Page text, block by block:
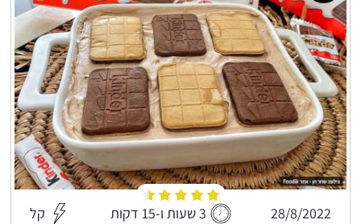
28/8/2022 3 שעות ו-15 דקות קל